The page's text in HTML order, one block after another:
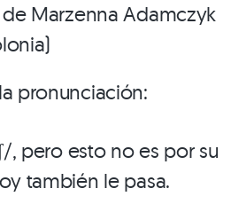
Marzenna Adamczyk
pronunciación:
, pero esto no es por su
también le pasa.